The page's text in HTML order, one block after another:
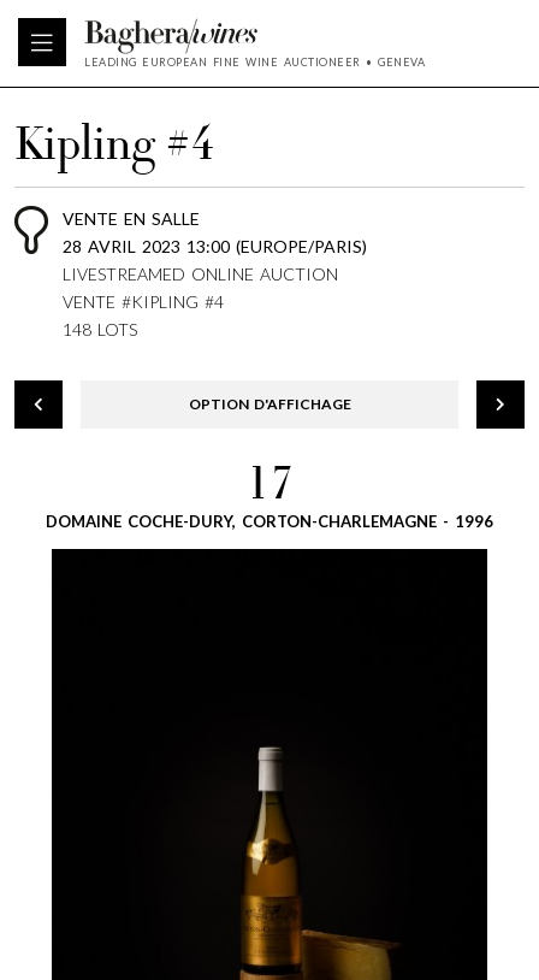
LEADING EUROPEAN FINE WINE AUCTIONEER • GENEVA
Kipling #4
VENTE EN SALLE
28 AVRIL 2023 13:00 (EUROPE/PARIS)
LIVESTREAMED ONLINE AUCTION
VENTE #KIPLING #4
148 LOTS
OPTION D'AFFICHAGE
17
DOMAINE COCHE-DURY, CORTON-CHARLEMAGNE - 1996